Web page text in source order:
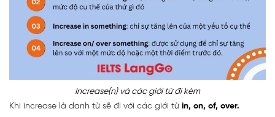
Increase(n) và các giới từ đi kèm
Khi increase là danh từ sẽ đi với các giới từ in, on, of, over.